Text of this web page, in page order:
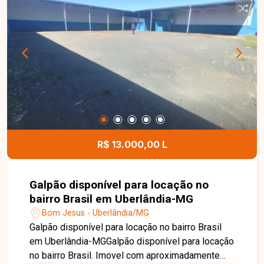
ambientes funcionais, organizados e prontos
para morar. O condomínio possui água inclusa na
taxa condominial, proporcionando mais
comodidade e economia aos moradores. Esta é
uma excelente oportunidade para quem busca um
apartamento moderno, funcional e bem localizado
no bairro Lagoinha. Agende uma visita e venha
conhecer todos os detalhes deste imóvel.
R$ 13.000,00 L
Galpão disponível para locação no
bairro Brasil em Uberlândia-MG
Bom Jesus - Uberlândia/MG
Galpão disponível para locação no bairro Brasil
em Uberlândia-MGGalpão disponível para locação
no bairro Brasil. Imovel com aproximadamente